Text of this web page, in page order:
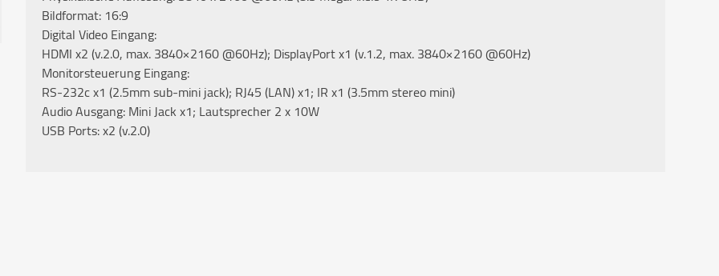
Bildformat: 16:9
Digital Video Eingang:
HDMI x2 (v.2.0, max. 3840×2160 @60Hz); DisplayPort x1 (v.1.2, max. 3840×2160 @60Hz)
Monitorsteuerung Eingang:
RS-232c x1 (2.5mm sub-mini jack); RJ45 (LAN) x1; IR x1 (3.5mm stereo mini)
Audio Ausgang: Mini Jack x1; Lautsprecher 2 x 10W
USB Ports: x2 (v.2.0)